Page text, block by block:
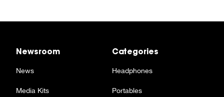
Newsroom
News
Media Kits
Categories
Headphones
Portables